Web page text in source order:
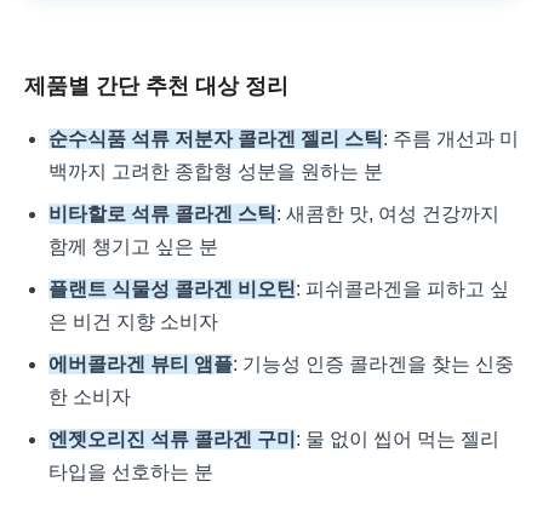
제품별 간단 추천 대상 정리
순수식품 석류 저분자 콜라겐 젤리 스틱 : 주름 개선과 미
백까지 고려한 종합형 성분을 원하는 분
비타할로 석류 콜라겐 스틱 : 새콤한 맛, 여성 건강까지
함께 챙기고 싶은 분
플랜트 식물성 콜라겐 비오틴: 피쉬콜라겐을 피하고 싶
은 비건 지향 소비자
에버콜라겐 뷰티 앰플: 기능성 인증 콜라겐을 찾는 신중
한 소비자
엔젯오리진 석류 콜라겐 구미 : 물 없이 씹어 먹는 젤리
타입을 선호하는 분